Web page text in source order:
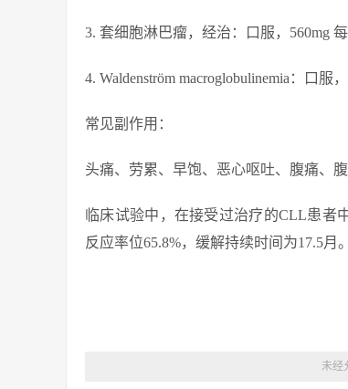
3. 套细胞淋巴瘤，经治：口服，560mg
4. Waldenström macroglobulinemia：口
常见副作用：
头痛、劳累、早饱、恶心呕吐、腹痛、
临床试验中，在接受过治疗的CLL患者
反应率位65.8%，缓解持续时间为17.5月。
未经